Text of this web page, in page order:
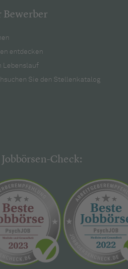
Bewerber
entdecken
Lebenslauf
Sie den Stellenkatalog
Check: